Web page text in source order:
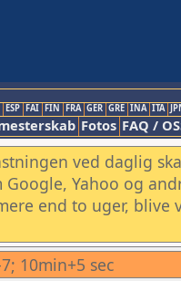
ESP FAI FIN FRA GER GRE INA ITA
Fotos FAQ /
ved daglig
Google, Yahoo og
end to uger,
10min+5 sec